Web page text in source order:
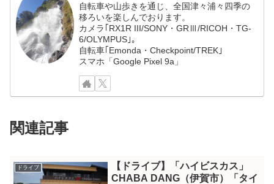
自転車や山歩きを通じ、全国津々浦々四季の
移ろいを楽しんでおります。
カメラ｢RX1R III/SONY・GRⅢ/RICOH・TG-
6/OLYMPUS｣。
自転車｢Emonda・Checkpoint/TREK｣
スマホ「Google Pixel 9a」
関連記事
ドライブ
【ドライブ】「ハイビスカス」
CHABA DANG（伊賀市）「タイ